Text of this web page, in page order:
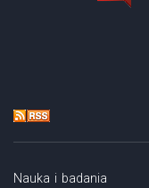
Nauka i badania